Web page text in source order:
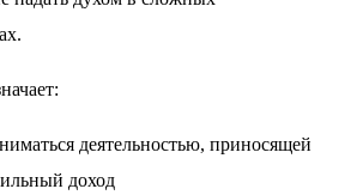
деятельностью, приносящей
доход